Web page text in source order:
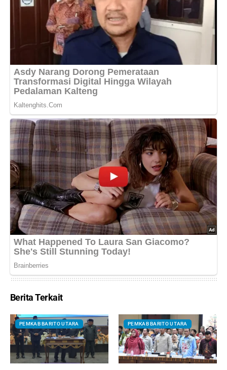
Berita Terkait
PEMKAB BARITO UTARA PEMKAB BARITO UTARA